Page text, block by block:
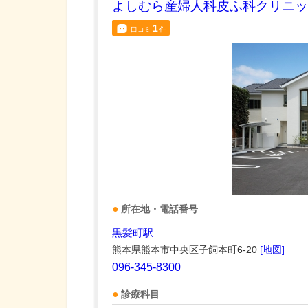
よしむら産婦人科皮ふ科クリニ
口コミ 1件
所在地・電話番号
黒髪町駅
熊本県熊本市中央区子飼本町6-20 [地図]
096-345-8300
診療科目